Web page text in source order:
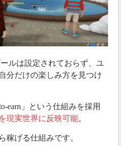
ルは設定されておらず、ユ
分だけの楽しみ方を見つけ
earn」という仕組みを採用
現実世界に反映可能。
稼げる仕組みです。